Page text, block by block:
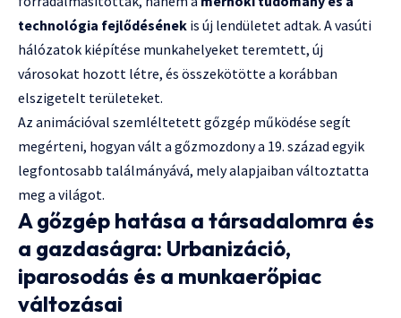
technológia fejlődésének is új lendületet adtak. A vasúti
hálózatok kiépítése munkahelyeket teremtett, új
városokat hozott létre, és összekötötte a korábban
elszigetelt területeket.
Az animációval szemléltetett gőzgép működése segít
megérteni, hogyan vált a gőzmozdony a 19. század egyik
legfontosabb találmányává, mely alapjaiban változtatta
meg a világot.
A gőzgép hatása a társadalomra és
a gazdaságra: Urbanizáció,
iparosodás és a munkaerőpiac
változásai